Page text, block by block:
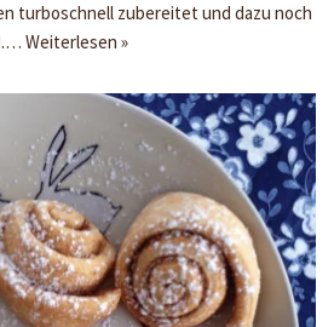
turboschnell zubereitet und dazu noch
Weiterlesen »